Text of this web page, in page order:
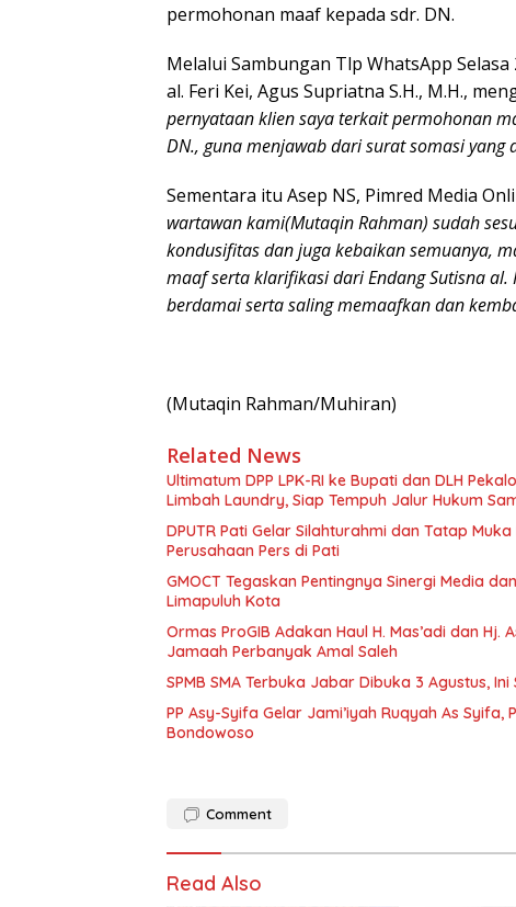
permohonan maaf kepada sdr. DN.
Melalui Sambungan Tlp WhatsApp
al. Feri Kei, Agus Supriatna S.H., M.H.,
pernyataan klien saya terkait permohonan
DN., guna menjawab dari surat somasi
Sementara itu Asep NS, Pimred Media
wartawan kami(Mutaqin Rahman) sudah
kondusifitas dan juga kebaikan semuanya,
maaf serta klarifikasi dari Endang Sutisna
berdamai serta saling memaafkan dan
(Mutaqin Rahman/Muhiran)
Related News
Ultimatum DPP LPK-RI ke Bupati dan DLH
Limbah Laundry, Siap Tempuh Jalur Hukum
DPUTR Pati Gelar Silahturahmi dan Tatap
Perusahaan Pers di Pati
GMOCT Tegaskan Pentingnya Sinergi Media
Limapuluh Kota
Ormas ProGIB Adakan Haul H. Mas’adi dan Hj.
Jamaah Perbanyak Amal Saleh
SPMB SMA Terbuka Jabar Dibuka 3 Agustus,
PP Asy-Syifa Gelar Jami’iyah Ruqyah As
Bondowoso
Comment
Read Also